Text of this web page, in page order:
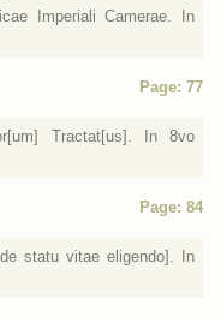
Imperiali Camerae. In
Page: 77
Tractat[us]. In 8vo
Page: 84
statu vitae eligendo]. In